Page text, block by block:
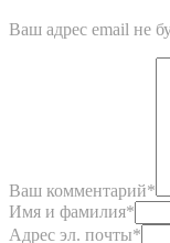
Ваш адрес email не
Ваш комментарий*
Имя и фамилия*
Адрес эл. почты*